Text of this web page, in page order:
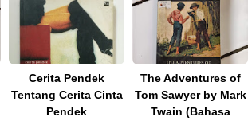
Cerita Pendek
Tentang Cerita Cinta
Pendek
The Adventures of
Tom Sawyer by Mark
Twain (Bahasa